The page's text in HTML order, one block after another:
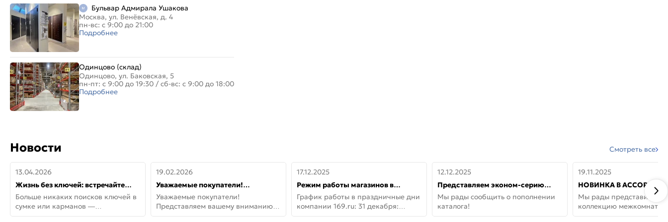
Бульвар Адмирала Ушакова
Москва, ул. Венёвская, д. 4
пн-вс: с 9:00 до 21:00
Подробнее
Одинцово (склад)
Одинцово, ул. Баковская, 5
пн-пт: с 9:00 до 19:30 / сб-вс: с 9:00 до 18:00
Подробнее
Новости Смотреть все
13.04.2026
Жизнь без ключей: встречайте
новую дверь СИТИ ИНТЕГРА
АйКью!
Больше никаких поисков ключей в
сумке или карманов —
представляем СИТИ ИНТЕГРА
19.02.2026
Уважаемые покупатели!
Представляем вашему вниманию
новинки от Armadillo!
Уважаемые покупатели!
Представляем вашему вниманию
новинки от Armadillo! Новая
17.12.2025
Режим работы магазинов в
праздничные дни с 31 декабря по
11 января
График работы в праздничные дни
компании 169.ru: 31 декабря:
Заказы, самовывоз и доставки —
12.12.2025
Представляем эконом-серию
дверей от бренда Portika, где цена
не значит «просто»
Мы рады сообщить о пополнении
каталога!
19.11.2025
НОВИНКА В
ДВЕРИ GLOSSMAT —
НЕОКЛАССИКА И УЮТ
Мы рады представить
коллекцию
GlossMat